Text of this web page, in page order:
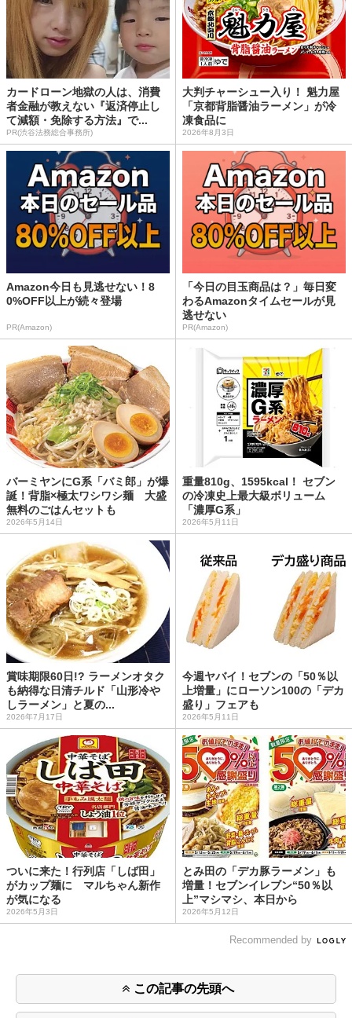
カードローン地獄の人は、消費
者金融が教えない『返済停止し
て減額・免除する方法』で...
PR(渋谷法務総合事務所)
大判チャーシュー入り！ 魁力屋
「京都背脂醤油ラーメン」が冷
凍食品に
2026年8月3日
Amazon今日も見逃せない！8
0%OFF以上が続々登場
PR(Amazon)
「今日の目玉商品は？」毎日変
わるAmazonタイムセールが見
逃せない
PR(Amazon)
バーミヤンにG系「バミ郎」が爆
誕！背脂×極太ワシワシ麺 大盛
無料のごはんセットも
2026年5月14日
重量810g、1595kcal！ セブン
の冷凍史上最大級ボリューム
「濃厚G系」
2026年5月11日
賞味期限60日!? ラーメンオタク
も納得な日清チルド「山形冷や
しラーメン」と夏の...
2026年7月17日
今週ヤバイ！セブンの「50％以
上増量」にローソン100の「デカ
盛り」フェアも
2026年5月11日
ついに来た！行列店「しば田」
がカップ麺に マルちゃん新作
が気になる
2026年5月3日
とみ田の「デカ豚ラーメン」も
増量！セブンイレブン“50％以
上”マシマシ、本日から
2026年5月12日
Recommended by
この記事の先頭へ